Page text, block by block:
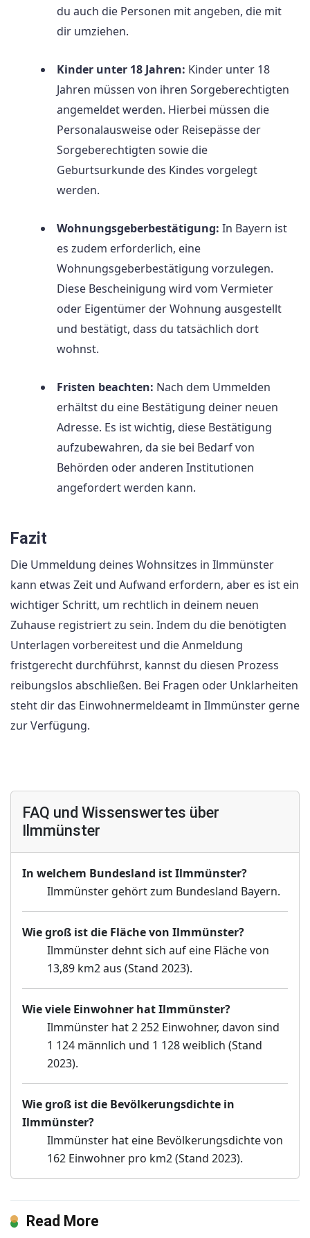
du auch die Personen mit angeben, die mit
dir umziehen.
Kinder unter 18 Jahren: Kinder unter 18
Jahren müssen von ihren Sorgeberechtigten
angemeldet werden. Hierbei müssen die
Personalausweise oder Reisepässe der
Sorgeberechtigten sowie die
Geburtsurkunde des Kindes vorgelegt
werden.
Wohnungsgeberbestätigung: In Bayern ist
es zudem erforderlich, eine
Wohnungsgeberbestätigung vorzulegen.
Diese Bescheinigung wird vom Vermieter
oder Eigentümer der Wohnung ausgestellt
und bestätigt, dass du tatsächlich dort
wohnst.
Fristen beachten: Nach dem Ummelden
erhältst du eine Bestätigung deiner neuen
Adresse. Es ist wichtig, diese Bestätigung
aufzubewahren, da sie bei Bedarf von
Behörden oder anderen Institutionen
angefordert werden kann.
Fazit
Die Ummeldung deines Wohnsitzes in Ilmmünster
kann etwas Zeit und Aufwand erfordern, aber es ist ein
wichtiger Schritt, um rechtlich in deinem neuen
Zuhause registriert zu sein. Indem du die benötigten
Unterlagen vorbereitest und die Anmeldung
fristgerecht durchführst, kannst du diesen Prozess
reibungslos abschließen. Bei Fragen oder Unklarheiten
steht dir das Einwohnermeldeamt in Ilmmünster gerne
zur Verfügung.
FAQ und Wissenswertes über
Ilmmünster
In welchem Bundesland ist Ilmmünster?
Ilmmünster gehört zum Bundesland Bayern.
Wie groß ist die Fläche von Ilmmünster?
Ilmmünster dehnt sich auf eine Fläche von
13,89 km2 aus (Stand 2023).
Wie viele Einwohner hat Ilmmünster?
Ilmmünster hat 2 252 Einwohner, davon sind
1 124 männlich und 1 128 weiblich (Stand
2023).
Wie groß ist die Bevölkerungsdichte in
Ilmmünster?
Ilmmünster hat eine Bevölkerungsdichte von
162 Einwohner pro km2 (Stand 2023).
Read More